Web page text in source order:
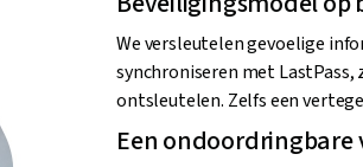
We versleutelen gevoelige
synchroniseren met
ontsleutelen. Zelfs een
Een